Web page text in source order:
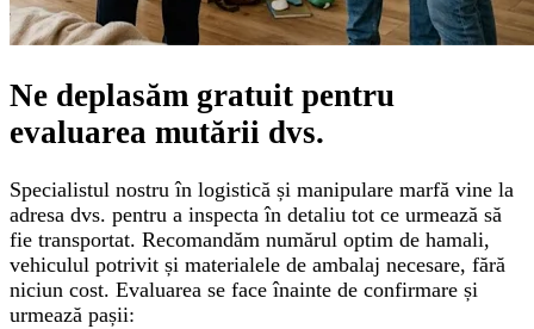
Ne deplasăm gratuit pentru
evaluarea mutării dvs.
Specialistul nostru în logistică și manipulare marfă vine la
adresa dvs. pentru a inspecta în detaliu tot ce urmează să
fie transportat. Recomandăm numărul optim de hamali,
vehiculul potrivit și materialele de ambalaj necesare, fără
niciun cost. Evaluarea se face înainte de confirmare și
urmează pașii: